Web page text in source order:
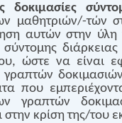
δοκιμασίες
μαθητριών/-τών
αυτών στην
σύντομης
ώστε να είναι
που
γραπτών
στην κρίση της/του